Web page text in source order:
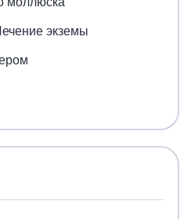
экземы